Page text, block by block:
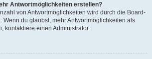
Antwortmöglichkeiten erstellen?
von Antwortmöglichkeiten wird durch die Board-
Wenn du glaubst, mehr Antwortmöglichkeiten als
kontaktiere einen Administrator.